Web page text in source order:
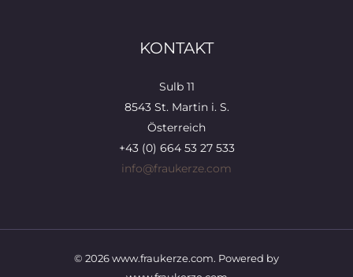
KONTAKT
Sulb 11
8543 St. Martin i. S.
Österreich
+43 (0) 664 53 27 533
info@fraukerze.com
© 2026 www.fraukerze.com. Powered by